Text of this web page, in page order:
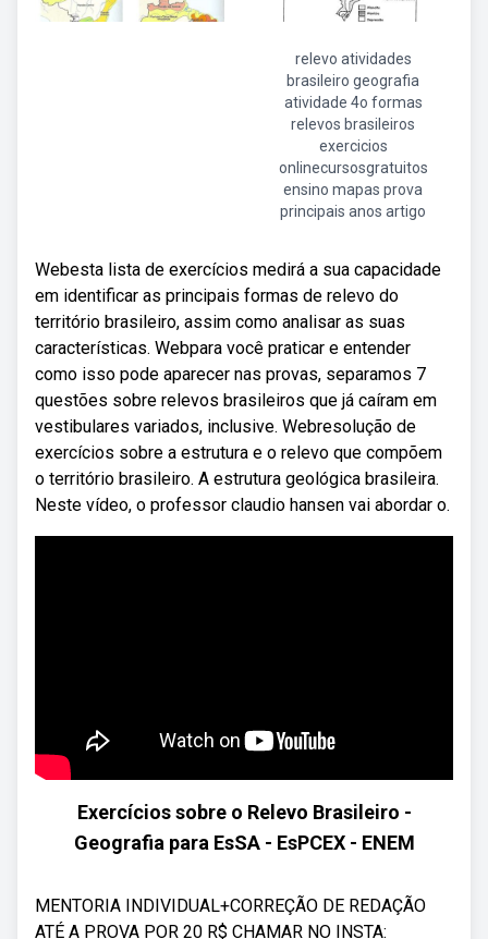
relevo atividades
brasileiro geografia
atividade 4o formas
relevos brasileiros
exercicios
onlinecursosgratuitos
ensino mapas prova
principais anos artigo
Webesta lista de exercícios medirá a sua capacidade
em identificar as principais formas de relevo do
território brasileiro, assim como analisar as suas
características. Webpara você praticar e entender
como isso pode aparecer nas provas, separamos 7
questões sobre relevos brasileiros que já caíram em
vestibulares variados, inclusive. Webresolução de
exercícios sobre a estrutura e o relevo que compõem
o território brasileiro. A estrutura geológica brasileira.
Neste vídeo, o professor claudio hansen vai abordar o.
Exercícios sobre o Relevo Brasileiro -
Geografia para EsSA - EsPCEX - ENEM
MENTORIA INDIVIDUAL+CORREÇÃO DE REDAÇÃO
ATÉ A PROVA POR 20 R$ CHAMAR NO INSTA: